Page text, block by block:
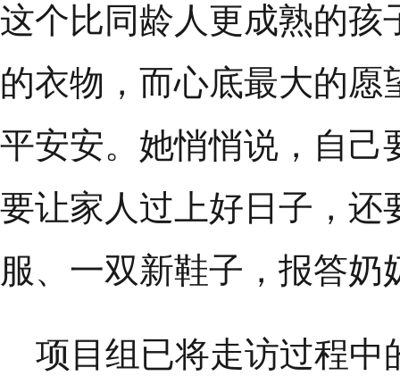
这个比同龄人更成熟的孩
的衣物，而心底最大的
平安安。她悄悄说，自己
要让家人过上好日子，还
服、一双新鞋子，报答奶
项目组已将走访过程中